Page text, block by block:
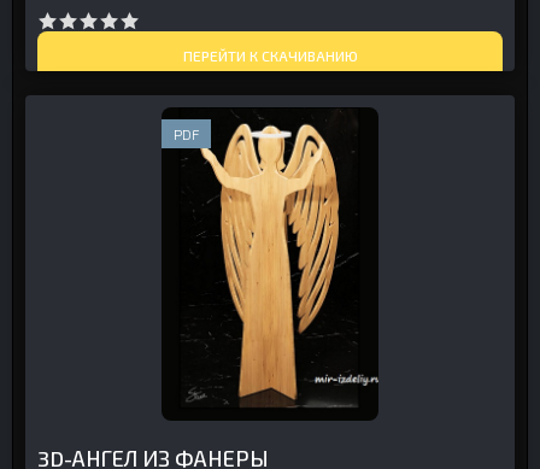
ПЕРЕЙТИ К СКАЧИВАНИЮ
PDF
3D-АНГЕЛ ИЗ ФАНЕРЫ